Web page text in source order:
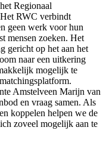
Regionaal
RWC verbindt
geen werk voor hun
mensen zoeken. Het
gericht op het aan het
naar een uitkering
mogelijk te
Amstelveen Marijn van
en vraag samen. Als
koppelen helpen we de
zoveel mogelijk aan te